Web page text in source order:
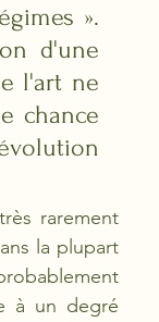
».
d'une
l'art ne
chance
rarement
la plupart
à un degré